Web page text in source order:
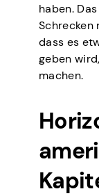
haben.
Schrecken
dass es
geben
machen.